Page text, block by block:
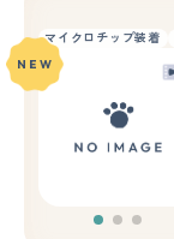
マイクロチップ装着
NEW